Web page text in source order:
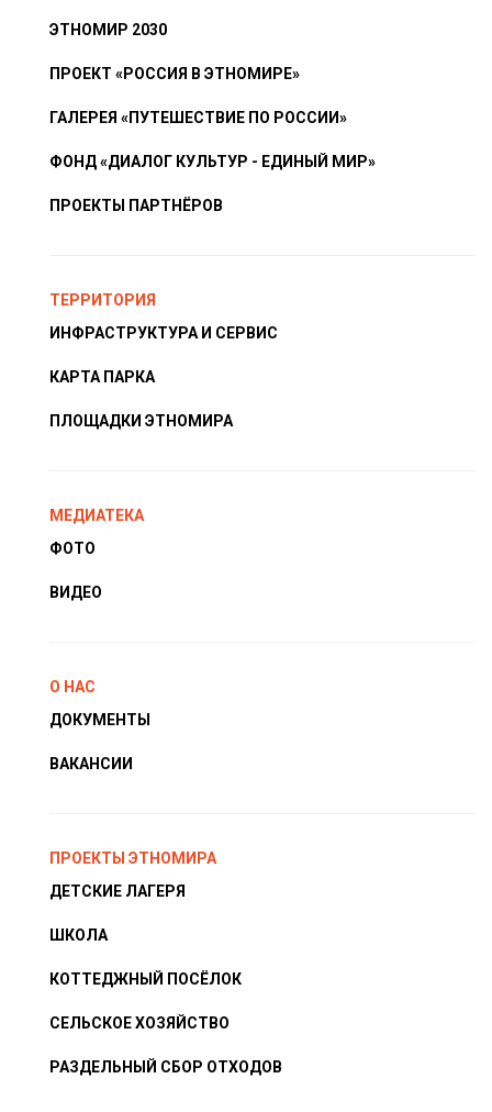
ЭТНОМИР 2030
ПРОЕКТ «РОССИЯ В ЭТНОМИРЕ»
ГАЛЕРЕЯ «ПУТЕШЕСТВИЕ ПО РОССИИ»
ФОНД «ДИАЛОГ КУЛЬТУР - ЕДИНЫЙ МИР»
ПРОЕКТЫ ПАРТНЁРОВ
ТЕРРИТОРИЯ
ИНФРАСТРУКТУРА И СЕРВИС
КАРТА ПАРКА
ПЛОЩАДКИ ЭТНОМИРА
МЕДИАТЕКА
ФОТО
ВИДЕО
О НАС
ДОКУМЕНТЫ
ВАКАНСИИ
ПРОЕКТЫ ЭТНОМИРА
ДЕТСКИЕ ЛАГЕРЯ
ШКОЛА
КОТТЕДЖНЫЙ ПОСЁЛОК
СЕЛЬСКОЕ ХОЗЯЙСТВО
РАЗДЕЛЬНЫЙ СБОР ОТХОДОВ